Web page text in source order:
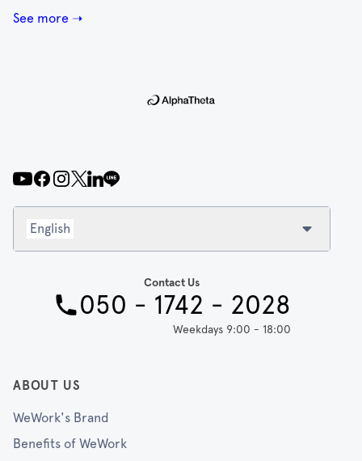
See more ➝
ABOUT US
WeWork's Brand
Benefits of WeWork
Contact Us
050 - 1742 - 2028
Weekdays 9:00 - 18:00
English